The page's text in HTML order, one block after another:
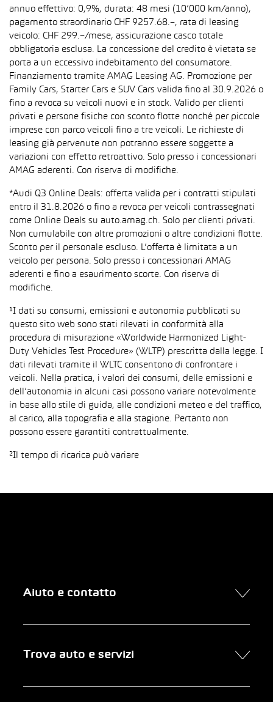
annuo effettivo: 0,9%, durata: 48 mesi (10’000 km/anno),
pagamento straordinario CHF 9257.68.–, rata di leasing
veicolo: CHF 299.–/mese, assicurazione casco totale
obbligatoria esclusa. La concessione del credito è vietata se
porta a un eccessivo indebitamento del consumatore.
Finanziamento tramite AMAG Leasing AG. Promozione per
Family Cars, Starter Cars e SUV Cars valida fino al 30.9.2026 o
fino a revoca su veicoli nuovi e in stock. Valido per clienti
privati e persone fisiche con sconto flotte nonché per piccole
imprese con parco veicoli fino a tre veicoli. Le richieste di
leasing già pervenute non potranno essere soggette a
variazioni con effetto retroattivo. Solo presso i concessionari
AMAG aderenti. Con riserva di modifiche.
*Audi Q3 Online Deals: offerta valida per i contratti stipulati
entro il 31.8.2026 o fino a revoca per veicoli contrassegnati
come Online Deals su auto.amag.ch. Solo per clienti privati.
Non cumulabile con altre promozioni o altre condizioni flotte.
Sconto per il personale escluso. L’offerta è limitata a un
veicolo per persona. Solo presso i concessionari AMAG
aderenti e fino a esaurimento scorte. Con riserva di
modifiche.
¹I dati su consumi, emissioni e autonomia pubblicati su
questo sito web sono stati rilevati in conformità alla
procedura di misurazione «Worldwide Harmonized Light-
Duty Vehicles Test Procedure» (WLTP) prescritta dalla legge. I
dati rilevati tramite il WLTC consentono di confrontare i
veicoli. Nella pratica, i valori dei consumi, delle emissioni e
dell’autonomia in alcuni casi possono variare notevolmente
in base allo stile di guida, alle condizioni meteo e del traffico,
al carico, alla topografia e alla stagione. Pertanto non
possono essere garantiti contrattualmente.
²Il tempo di ricarica può variare
Aiuto e contatto
Trova auto e servizi